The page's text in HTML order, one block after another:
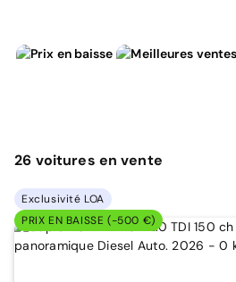
26 voitures en vente
Exclusivité LOA
PRIX EN BAISSE (-500 €)